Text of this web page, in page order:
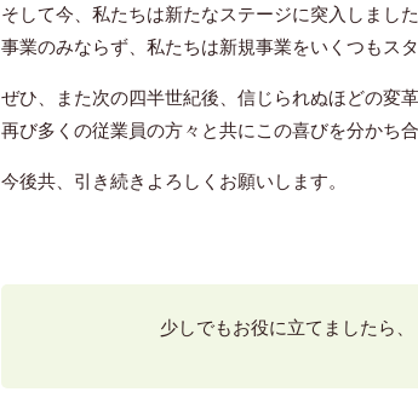
そして今、私たちは新たなステージに突入しまし
事業のみならず、私たちは新規事業をいくつもス
ぜひ、また次の四半世紀後、信じられぬほどの変
再び多くの従業員の方々と共にこの喜びを分かち
今後共、引き続きよろしくお願いします。
少しでもお役に立てましたら